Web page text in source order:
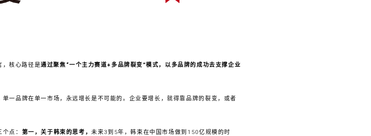
，核心路径是通过聚焦“一个主力赛道+多品牌裂变”模式，以多品牌的成功去支撑企业
一品牌在单一市场，永远增长是不可能的。企业要增长，就得靠品牌的裂变，或者
点： 第一，关于韩束的思考，未来3到5年，韩束在中国市场做到150亿规模的时